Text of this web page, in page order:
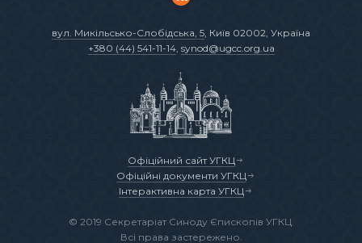
вул. Микільсько-Слобідська, 5 , Київ 02002, Україна
+380 (44) 541-11-14, synod@ugcc.org.ua
Офіційний сайт УГКЦ
Офіційні документи УГКЦ
Інтерактивна карта УГКЦ
© 2019 Секретаріат Синоду Єпископів УГКЦ.
Всі права застережено.